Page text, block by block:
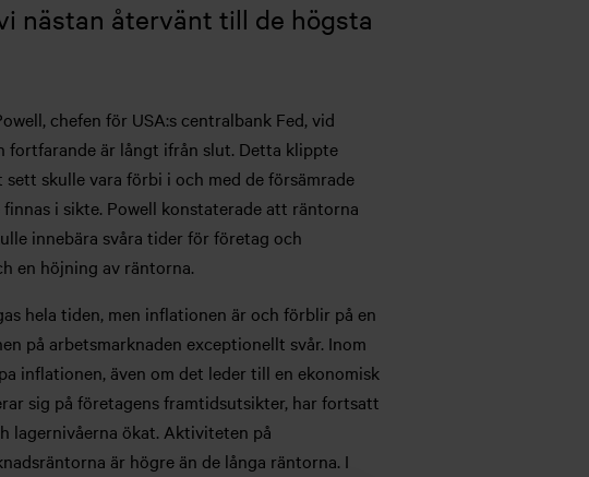
nästan återvänt till de högsta
chefen för USA:s centralbank Fed, vid
fortfarande är långt ifrån slut. Detta klippte
skulle vara förbi i och med de försämrade
i sikte. Powell konstaterade att räntorna
innebära svåra tider för företag och
en höjning av räntorna.
hela tiden, men inflationen är och förblir på en
på arbetsmarknaden exceptionellt svår. Inom
inflationen, även om det leder till en ekonomisk
sig på företagens framtidsutsikter, har fortsatt
lagernivåerna ökat. Aktiviteten på
är högre än de långa räntorna. I